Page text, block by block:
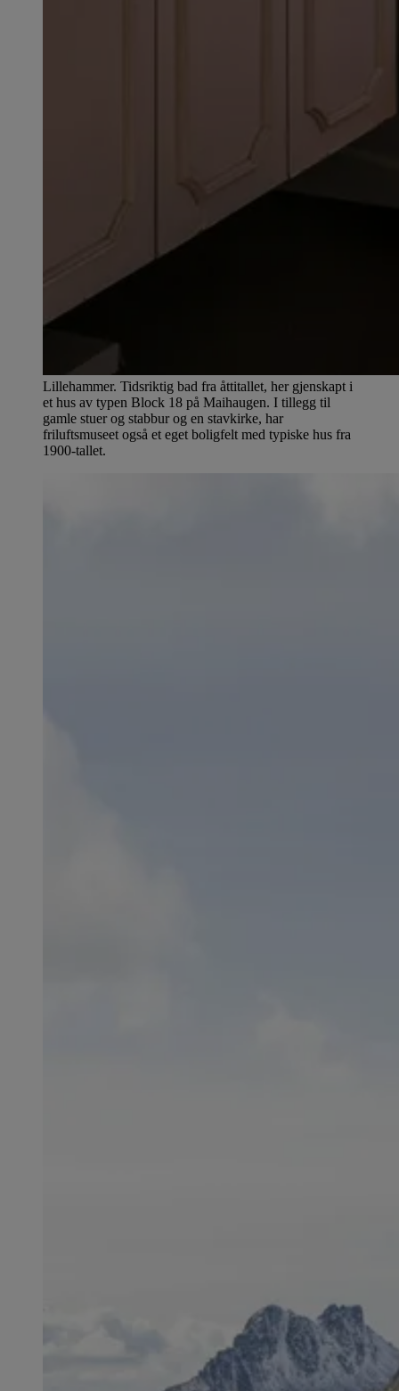
Lillehammer. Tidsriktig bad fra åttitallet, her gjenskapt i
et hus av typen Block 18 på Maihaugen. I tillegg til
gamle stuer og stabbur og en stavkirke, har
friluftsmuseet også et eget boligfelt med typiske hus fra
1900-tallet.